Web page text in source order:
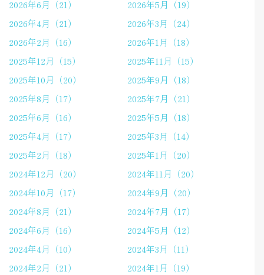
2026年6月（21）
2026年5月（19）
2026年4月（21）
2026年3月（24）
2026年2月（16）
2026年1月（18）
2025年12月（15）
2025年11月（15）
2025年10月（20）
2025年9月（18）
2025年8月（17）
2025年7月（21）
2025年6月（16）
2025年5月（18）
2025年4月（17）
2025年3月（14）
2025年2月（18）
2025年1月（20）
2024年12月（20）
2024年11月（20）
2024年10月（17）
2024年9月（20）
2024年8月（21）
2024年7月（17）
2024年6月（16）
2024年5月（12）
2024年4月（10）
2024年3月（11）
2024年2月（21）
2024年1月（19）